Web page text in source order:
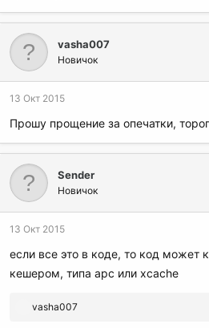
vasha007
Новичок
13 Окт 2015
Прошу прощение за опечатки,
Sender
Новичок
13 Окт 2015
если все это в коде, то код может
кешером, типа apc или xcache
Р
vasha007